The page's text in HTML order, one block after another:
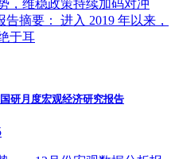
，维稳政策持续加码对冲
摘要： 进入 2019 年以来，
于耳
研月度宏观经济研究报告